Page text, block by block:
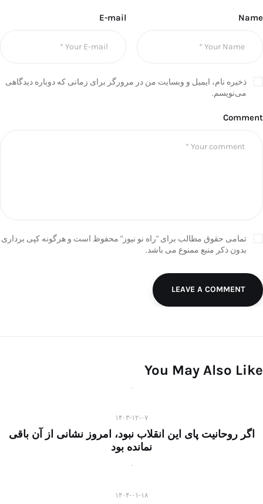
Name
E-mail
ذخیره نام، ایمیل و وبسایت من در مرورگر برای زمانی که دوباره دیدگاهی
می‌نویسم.
Comment
تمامی حقوق مطالب برای "راه نو نیوز" محفوظ است و هرگونه کپی برداری
بدون ذکر منبع ممنوع می باشد.
LEAVE A COMMENT
You May Also Like
۱۴۰۳-۱۲-۰۷
اگر روحانیت پای این انقلاب نبود، امروز نشانی از آن باقی
نمانده بود
۱۴۰۴-۰۱-۱۸